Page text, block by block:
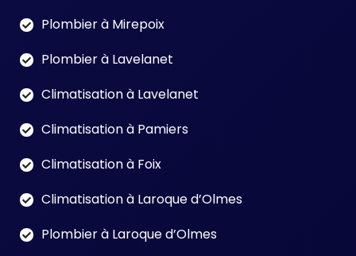
Plombier à Mirepoix
Plombier à Lavelanet
Climatisation à Lavelanet
Climatisation à Pamiers
Climatisation à Foix
Climatisation à Laroque d’Olmes
Plombier à Laroque d’Olmes